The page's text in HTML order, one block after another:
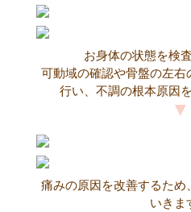
お身体の状態を検
可動域の確認や骨盤の左
行い、不調の根本原因
痛みの原因を改善するため
いきま